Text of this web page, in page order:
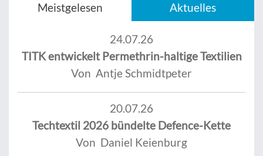
Meistgelesen Aktuelles
24.07.26
TITK entwickelt Permethrin-haltige Textilien
Von Antje Schmidtpeter
20.07.26
Techtextil 2026 bündelte Defence-Kette
Von Daniel Keienburg